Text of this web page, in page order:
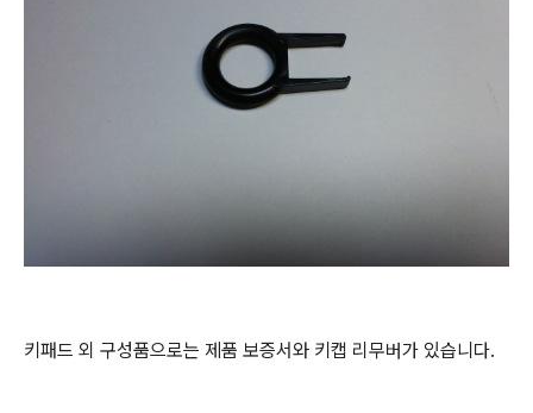
키패드 외 구성품으로는 제품 보증서와 키캡 리무버가 있습니다.